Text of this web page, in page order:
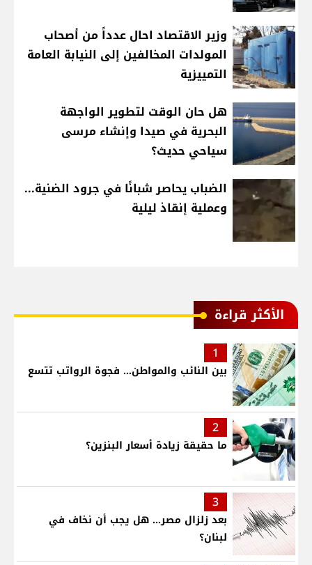
وزير الاقتصاد احال عدداً من أصحاب
المولدات المخالفين إلى النيابة العامة
التمييزية
هل حان الوقت لتطوير الواجهة
البحرية في صيدا وإنشاء مرسى
سياحي حديث؟
الضباب يحاصر شبانًا في جرود الضنية...
وعملية إنقاذ ليلية
الأكثر قراءة
1
بين النائب والمواطن... فجوة الرواتب تتسع
2
ما حقيقة زيادة أسعار البنزين؟
3
بعد زلزال مصر... هل يجب أن نخاف في
لبنان؟